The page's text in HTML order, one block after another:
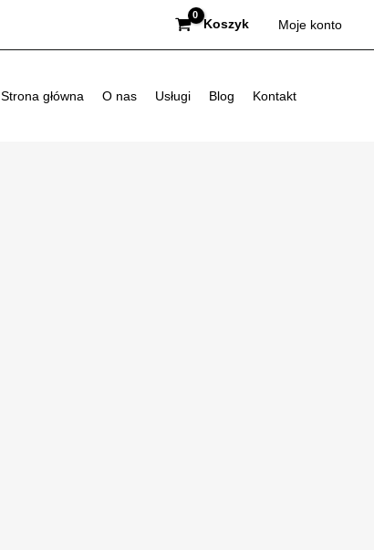
Koszyk Moje konto
Strona główna O nas Usługi Blog Kontakt